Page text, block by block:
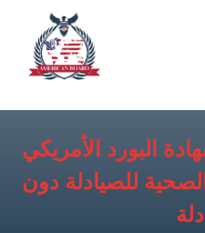
البورد الأمريكي
للصيادلة دون